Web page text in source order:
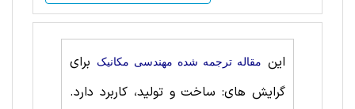
این مقاله ترجمه شده مهندسی مکانیک
برای
گرایش های: ساخت‌ و تولید، کاربرد دارد.